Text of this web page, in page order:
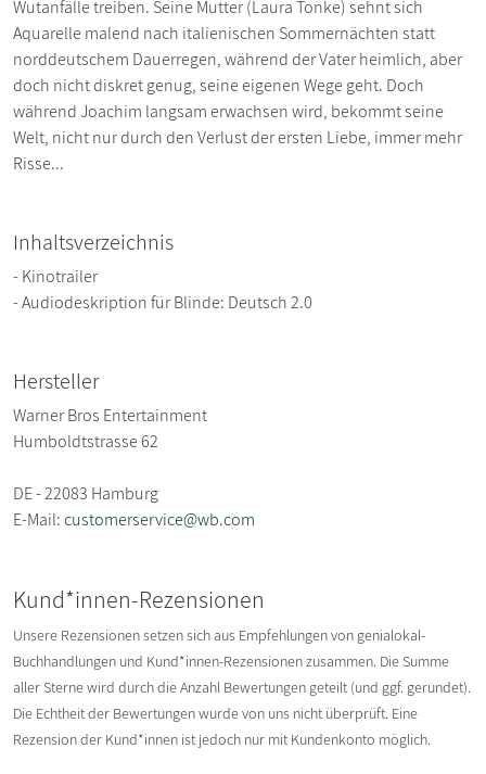
Wutanfälle treiben. Seine Mutter (Laura Tonke) sehnt sich
Aquarelle malend nach italienischen Sommernächten statt
norddeutschem Dauerregen, während der Vater heimlich, aber
doch nicht diskret genug, seine eigenen Wege geht. Doch
während Joachim langsam erwachsen wird, bekommt seine
Welt, nicht nur durch den Verlust der ersten Liebe, immer mehr
Risse...
Inhaltsverzeichnis
- Kinotrailer
- Audiodeskription für Blinde: Deutsch 2.0
Hersteller
Warner Bros Entertainment
Humboldtstrasse 62
DE - 22083 Hamburg
E-Mail:customerservice@wb.com
Kund*innen-Rezensionen
Unsere Rezensionen setzen sich aus Empfehlungen von genialokal-
Buchhandlungen und Kund*innen-Rezensionen zusammen. Die Summe
aller Sterne wird durch die Anzahl Bewertungen geteilt (und ggf. gerundet).
Die Echtheit der Bewertungen wurde von uns nicht überprüft. Eine
Rezension der Kund*innen ist jedoch nur mit Kundenkonto möglich.